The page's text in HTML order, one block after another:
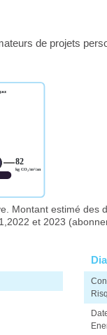
de projets
Montant estimé
et 2023